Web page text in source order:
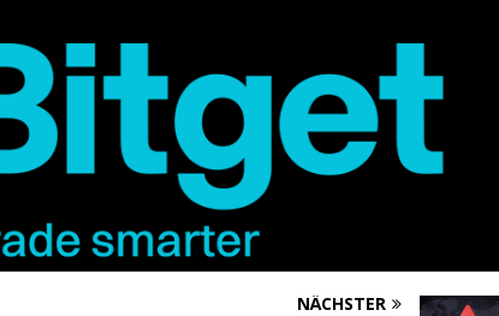
NÄCHSTER